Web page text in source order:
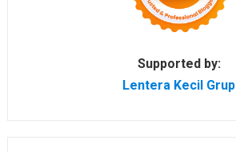
Supported by:
Lentera Kecil Grup